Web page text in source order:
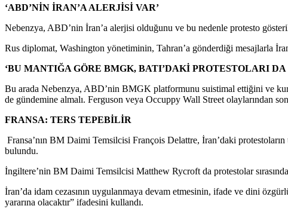
‘ABD’NİN İRAN’A ALERJİSİ VAR’
Nebenzya, ABD’nin İran’a alerjisi olduğunu ve bu nedenle protesto
Rus diplomat, Washington yönetiminin, Tahran’a gönderdiği mesajlarla
‘BU MANTIĞA GÖRE BMGK, BATI’DAKİ PROTESTOLARI
Bu arada Nebenzya, ABD’nin BMGK platformunu suistimal ettiğini ve
de gündemine almalı. Ferguson veya Occuppy Wall Street olaylarından
FRANSA: TERS TEPEBİLİR
Fransa’nın BM Daimi Temsilcisi François Delattre, İran’daki
bulundu.
İngiltere’nin BM Daimi Temsilcisi Matthew Rycroft da protestolar
İran’da idam cezasının uygulanmaya devam etmesinin, ifade ve dini
yararına olacaktır” ifadesini kullandı.